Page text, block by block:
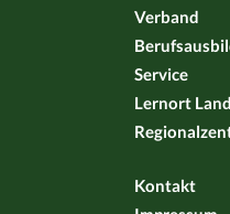
Verband
Service
Lernort
Kontakt